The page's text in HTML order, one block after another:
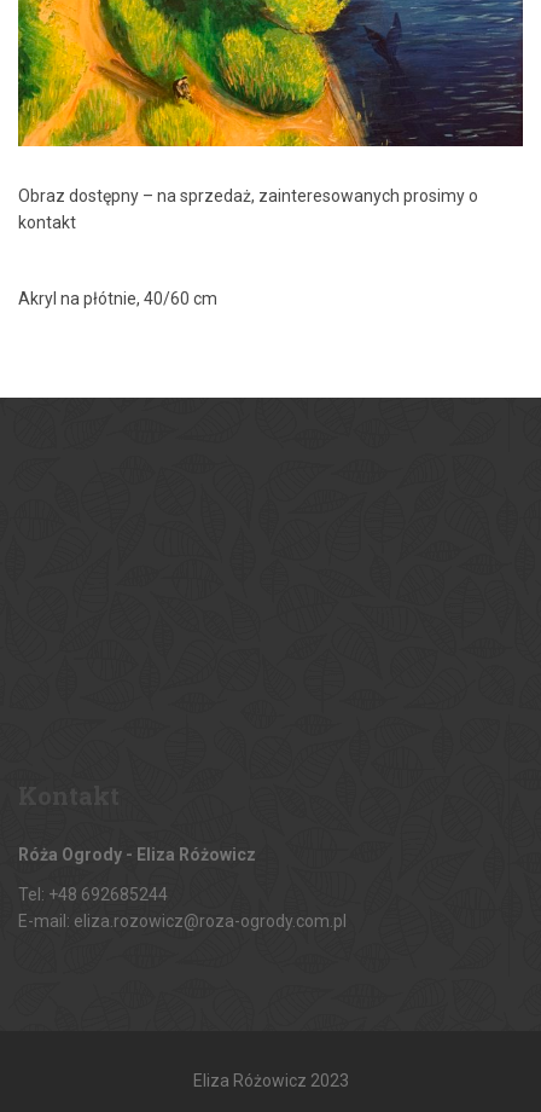
Obraz dostępny – na sprzedaż, zainteresowanych prosimy o
kontakt
Akryl na płótnie, 40/60 cm
Róża Ogrody - Eliza Różowicz
Tel: +48 692685244
E-mail: eliza.rozowicz@roza-ogrody.com.pl
Eliza Różowicz 2023